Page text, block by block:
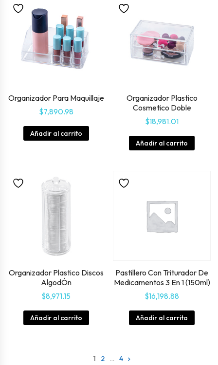
Organizador Para Maquillaje
$7,890.98
Añadir al carrito
Organizador Plastico
Cosmetico Doble
$18,981.01
Añadir al carrito
Organizador Plastico Discos
AlgodÓn
$8,971.15
Añadir al carrito
Pastillero Con Triturador De
Medicamentos 3 En 1 (150ml)
$16,198.88
Añadir al carrito
1 2 … 4